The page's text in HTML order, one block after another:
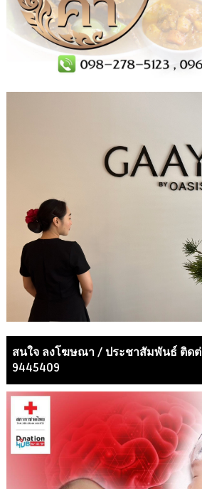
สนใจ ลงโฆษณา / ประชาสัมพันธ์ ติด
9445409